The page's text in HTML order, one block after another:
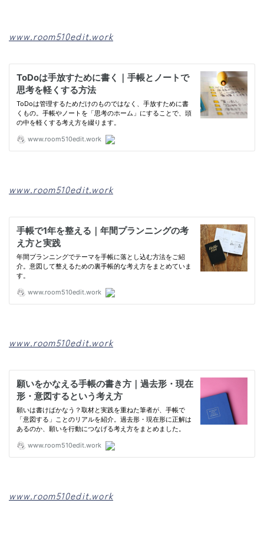
www.room510edit.work
www.room510edit.work
www.room510edit.work
www.room510edit.work